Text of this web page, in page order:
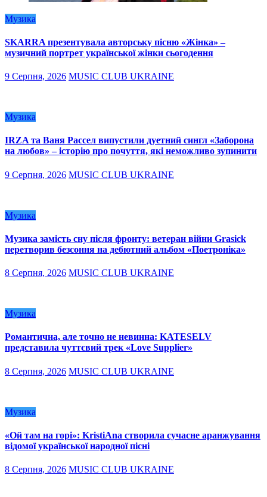
Музика
SKARRA презентувала авторську пісню «Жінка» –
музичний портрет української жінки сьогодення
9 Серпня, 2026 MUSIC CLUB UKRAINE
Музика
IRZA та Ваня Рассел випустили дуетний сингл «Заборона
на любов» – історію про почуття, які неможливо зупинити
9 Серпня, 2026 MUSIC CLUB UKRAINE
Музика
Музика замість сну після фронту: ветеран війни Grasick
перетворив безсоння на дебютний альбом «Поетроніка»
8 Серпня, 2026 MUSIC CLUB UKRAINE
Музика
Романтична, але точно не невинна: KATESELV
представила чуттєвий трек «Love Supplier»
8 Серпня, 2026 MUSIC CLUB UKRAINE
Музика
«Ой там на горі»: KristiAna створила сучасне аранжування
відомої української народної пісні
8 Серпня, 2026 MUSIC CLUB UKRAINE